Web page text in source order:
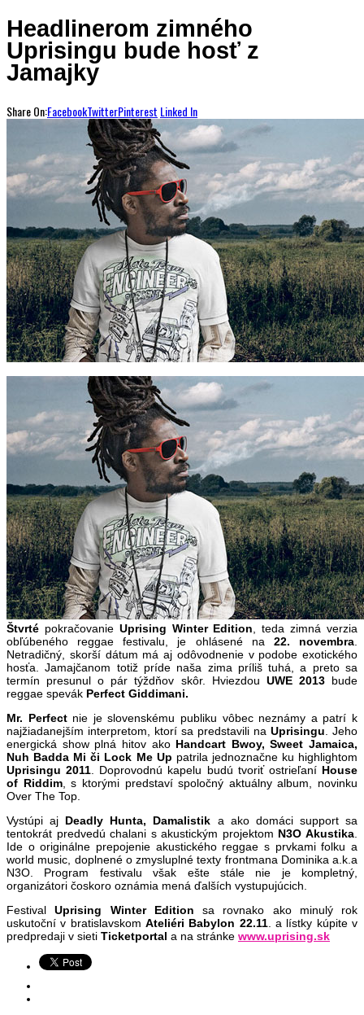
Headlinerom zimného
Uprisingu bude hosť z
Jamajky
Share On:FacebookTwitterPinterest Linked In
Štvrté pokračovanie Uprising Winter Edition , teda zimná verzia
obľúbeného reggae festivalu, je ohlásené na 22. novembra
Netradičný, skorší dátum má aj odôvodnenie v podobe exotického
hosťa. Jamajčanom totiž príde naša zima príliš tuhá, a preto sa
termín presunul o pár týždňov skôr. Hviezdou UWE 2013bude
reggae spevák Perfect Giddimani.
Mr. Perfectnie je slovenskému publiku vôbec neznámy a patrí k
najžiadanejším interpretom, ktorí sa predstavili na Uprisingu . Jeho
energická show plná hitov ako Handcart Bwoy, Sweet Jamaica,
Nuh Badda Mi či Lock Me Up patrila jednoznačne ku highlightom
Uprisingu 2011 . Doprovodnú kapelu budú tvoriť ostrieľaní House
of Riddim, s ktorými predstaví spoločný aktuálny album, novinku
Over The Top.
Vystúpi aj Deadly Hunta, Damalistik a ako domáci support sa
tentokrát predvedú chalani s akustickým projektom N3O Akustika
Ide o originálne prepojenie akustického reggae s prvkami folku a
world music, doplnené o zmysluplné texty frontmana Dominika a.k.a
N3O. Program festivalu však ešte stále nie je kompletný,
organizátori čoskoro oznámia mená ďalších vystupujúcich.
FestivalUprising Winter Edition sa rovnako ako minulý rok
uskutoční v bratislavskom Ateliéri Babylon 22.11. a lístky kúpite v
predpredaji v sieti Ticketportal a na stránke www.uprising.sk